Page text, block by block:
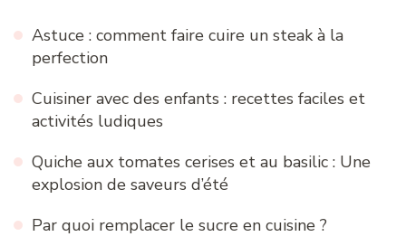
Astuce : comment faire cuire un steak à la
perfection
Cuisiner avec des enfants : recettes faciles et
activités ludiques
Quiche aux tomates cerises et au basilic : Une
explosion de saveurs d’été
Par quoi remplacer le sucre en cuisine ?